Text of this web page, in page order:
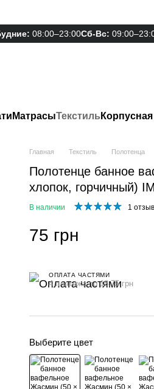
08:00–23:00Сб-Вс:
МатрасыТекстиль
Главная Текстиль Полотенца
Полотенце банное
хлопок, горчичный)
В наличии 1 отзыв
75 грн
ОПЛАТА ЧАСТЯМИ
4 платежа по 18.75 грн
Выберите цвет